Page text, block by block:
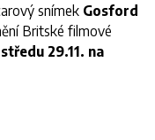
snímek Gosford
Britské filmové
29.11. na